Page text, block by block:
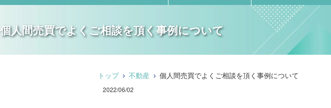
個人間売買でよくご相談を頂く事例について
トップ 不動産 個人間売買でよくご相談を頂く事例について
2022/06/02